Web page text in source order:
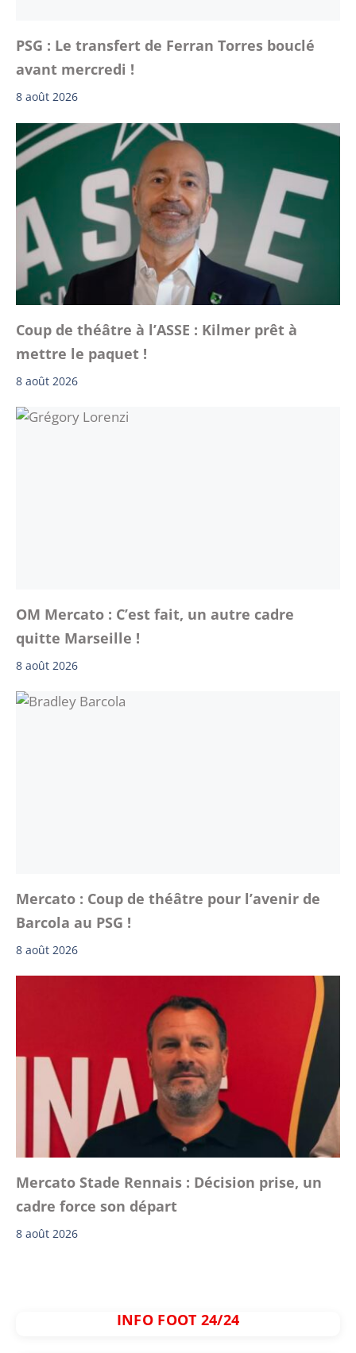
PSG : Le transfert de Ferran Torres bouclé
avant mercredi !
8 août 2026
Coup de théâtre à l’ASSE : Kilmer prêt à
mettre le paquet !
8 août 2026
OM Mercato : C’est fait, un autre cadre
quitte Marseille !
8 août 2026
Mercato : Coup de théâtre pour l’avenir de
Barcola au PSG !
8 août 2026
Mercato Stade Rennais : Décision prise, un
cadre force son départ
8 août 2026
INFO FOOT 24/24